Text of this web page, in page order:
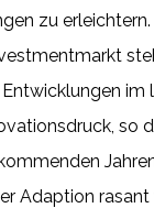
zu
im
so
Adaption rasant